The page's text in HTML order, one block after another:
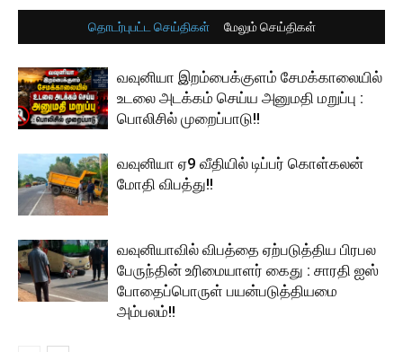
தொடர்புபட்ட செய்திகள் மேலும் செய்திகள்
வவுனியா இறம்பைக்குளம் சேமக்காலையில்
உடலை அடக்கம் செய்ய அனுமதி மறுப்பு :
பொலிசில் முறைப்பாடு!!
வவுனியா ஏ9 வீதியில் டிப்பர் கொள்கலன்
மோதி விபத்து!!
வவுனியாவில் விபத்தை ஏற்படுத்திய பிரபல
பேருந்தின் உரிமையாளர் கைது : சாரதி ஐஸ்
போதைப்பொருள் பயன்படுத்தியமை
அம்பலம்!!